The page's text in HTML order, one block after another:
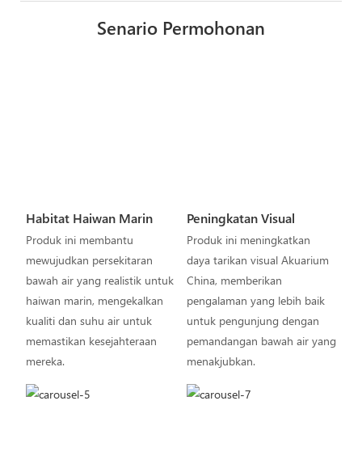
Senario Permohonan
Habitat Haiwan Marin
Produk ini membantu
mewujudkan persekitaran
bawah air yang realistik untuk
haiwan marin, mengekalkan
kualiti dan suhu air untuk
memastikan kesejahteraan
mereka.
Peningkatan Visual
Produk ini meningkatkan
daya tarikan visual Akuarium
China, memberikan
pengalaman yang lebih baik
untuk pengunjung dengan
pemandangan bawah air yang
menakjubkan.